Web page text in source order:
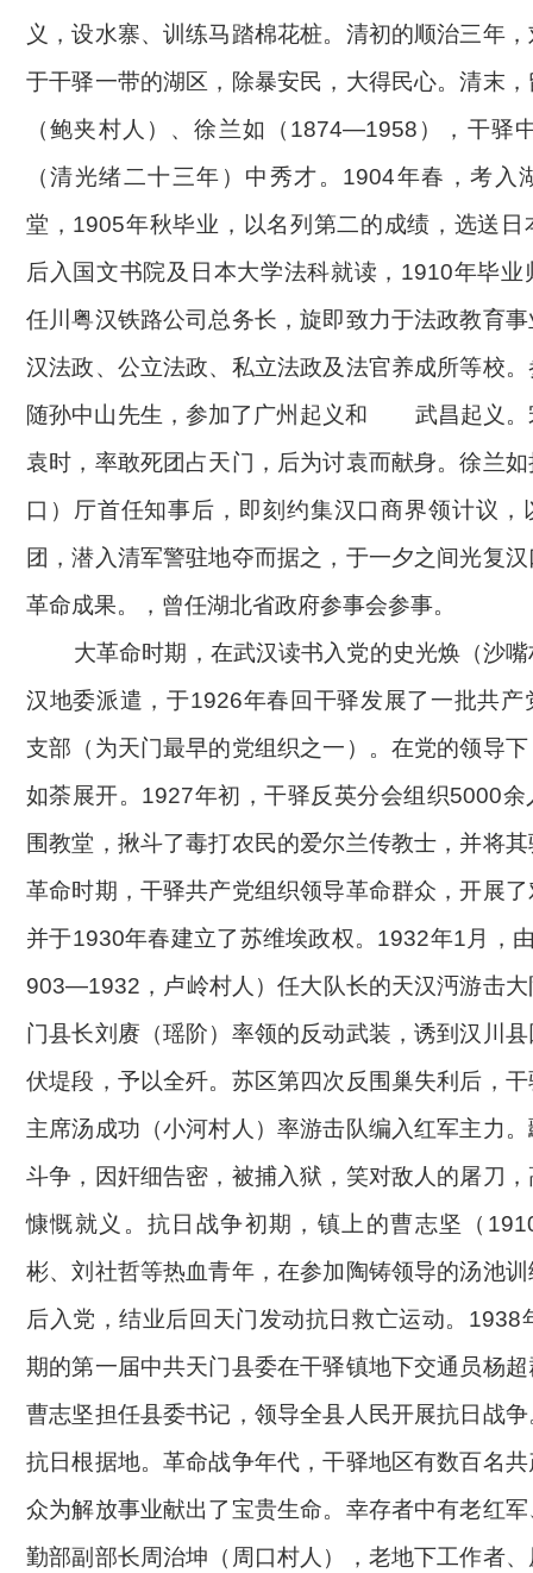
义，设水寨、训练马踏棉花桩。清初的顺治三年
于干驿一带的湖区，除暴安民，大得民心。清末
（鲍夹村人）、徐兰如（ 1874—1958），干驿
（清光绪二十三年）中秀才。1904年春，考入
堂，1905年秋毕业，以名列第二的成绩，选送日
后入国文书院及日本大学法科就读，1910年毕业
任川粤汉铁路公司总务长，旋即致力于法政教育
汉法政、公立法政、私立法政及法官养成所等校
随孙中山先生，参加了广州起义和
武昌起义
袁时，率敢死团占天门，后为讨袁而献身。徐兰
口）厅首任知事后，即刻约集汉口商界领计议，
团，潜入清军警驻地夺而据之，于一夕之间光复
革命成果。，曾任湖北省政府参事会参事。
大革命时期，在武汉读书入党的史光焕（沙
汉地委派遣，于1926年春回干驿发展了一批共产
支部（为天门最早的党组织之一）。在党的领导
如荼展开。1927年初，干驿反英分会组织5000余
围教堂，揪斗了毒打农民的爱尔兰传教士，并将
革命时期，干驿共产党组织领导革命群众，开展
并于1930年春建立了苏维埃政权。1932年1月，
903—1932，卢岭村人）任大队长的天汉沔游击
门县长刘赓（瑶阶）率领的反动武装，诱到汉川
伏堤段，予以全歼。苏区第四次反围巢失利后，
主席汤成功（小河村人）率游击队编入红军主力
斗争，因奸细告密，被捕入狱，笑对敌人的屠刀
慷慨就义。抗日战争初期，镇上的曹志坚（
彬、刘社哲等热血青年，在参加陶铸领导的汤池
后入党，结业后回天门发动抗日救亡运动。1938
期的第一届中共天门县委在干驿镇地下交通员杨
曹志坚担任县委书记，领导全县人民开展抗日战
抗日根据地。革命战争年代，干驿地区有数百名
众为解放事业献出了宝贵生命。幸存者中有老红
勤部副部长周治坤（周口村人），老地下工作者